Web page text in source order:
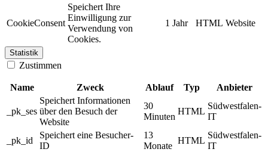
CookieConsent
Speichert Ihre
Einwilligung zur
Verwendung von
Cookies.
1 Jahr HTML Website
Statistik
Zustimmen
Name Zweck Ablauf Typ Anbieter
_pk_ses
Speichert Informationen
über den Besuch der
Website
30
Minuten
HTML
Südwestfalen-
IT
_pk_id
Speichert eine Besucher-
ID
13
Monate
HTML
Südwestfalen-
IT